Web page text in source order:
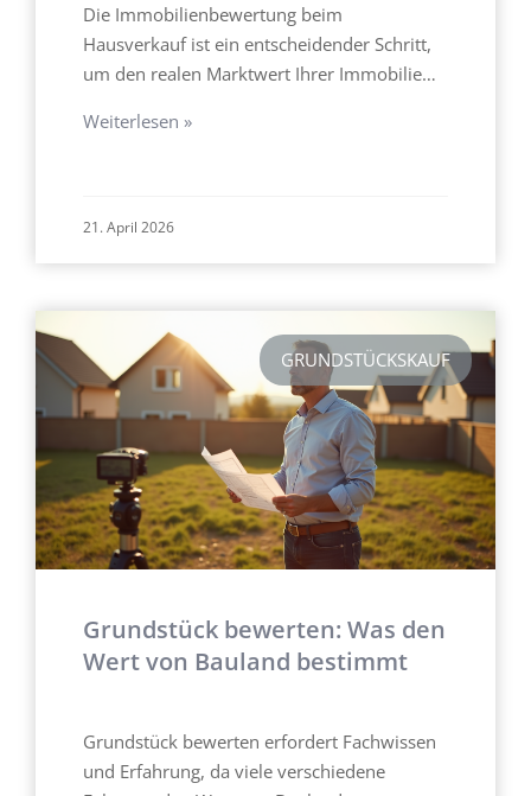
Die Immobilienbewertung beim
Hausverkauf ist ein entscheidender Schritt,
um den realen Marktwert Ihrer Immobilie…
Weiterlesen »
21. April 2026
GRUNDSTÜCKSKAUF
Grundstück bewerten: Was den
Wert von Bauland bestimmt
Grundstück bewerten erfordert Fachwissen
und Erfahrung, da viele verschiedene